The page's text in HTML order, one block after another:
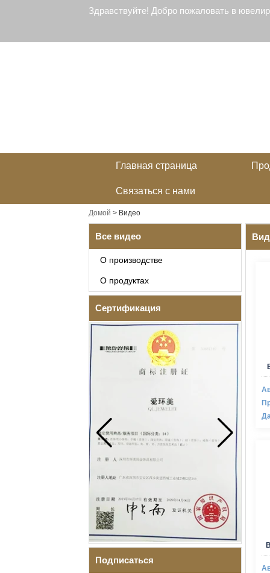
Здравствуйте! Добро пожаловать в
Главная страница
Связаться с нами
Домой > Видео
Все видео
О производстве
О продуктах
Сертификация
Подписаться